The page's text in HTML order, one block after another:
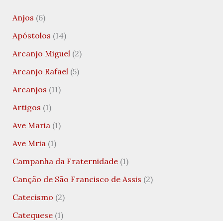
Anjos (6)
Apóstolos (14)
Arcanjo Miguel(2)
Arcanjo Rafael(5)
Arcanjos (11)
Artigos (1)
Ave Maria(1)
Ave Mria(1)
Campanha da Fraternidade(1)
Canção de São Francisco de Assis (2)
Catecismo (2)
Catequese(1)